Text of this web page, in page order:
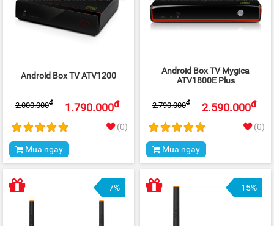
Android Box TV ATV1200
1.790.000đ
2.000.000đ
(0)
Mua ngay
Android Box TV Mygica
ATV1800E Plus
2.590.000đ
2.790.000đ
(0)
Mua ngay
-7% -15%